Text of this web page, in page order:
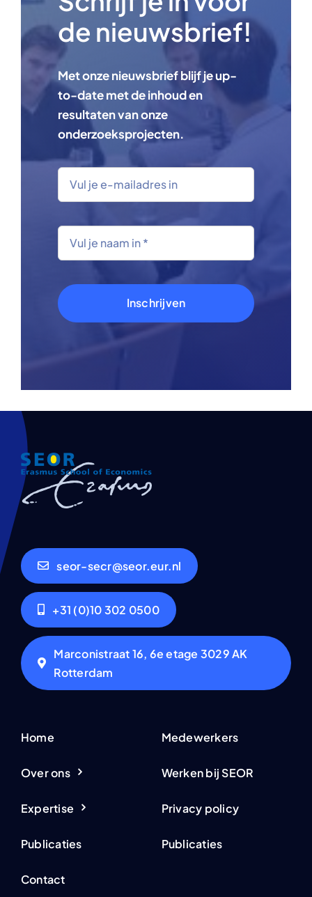
de nieuwsbrief!
Met onze nieuwsbrief blijf je up-
to-date met de inhoud en
resultaten van onze
onderzoeksprojecten.
Inschrijven
seor-secr@seor.eur.nl
+31 (0)10 302 0500
Marconistraat 16, 6e etage 3029 AK
Rotterdam
Home
Over ons
Expertise
Publicaties
Contact
Medewerkers
Werken bij SEOR
Privacy policy
Publicaties